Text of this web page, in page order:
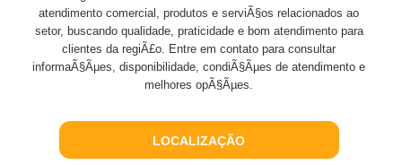
atendimento comercial, produtos e serviÃ§os relacionados ao
setor, buscando qualidade, praticidade e bom atendimento para
clientes da regiÃ£o. Entre em contato para consultar
informaÃ§Ãµes, disponibilidade, condiÃ§Ãµes de atendimento e
melhores opÃ§Ãµes.
LOCALIZAÇÃO